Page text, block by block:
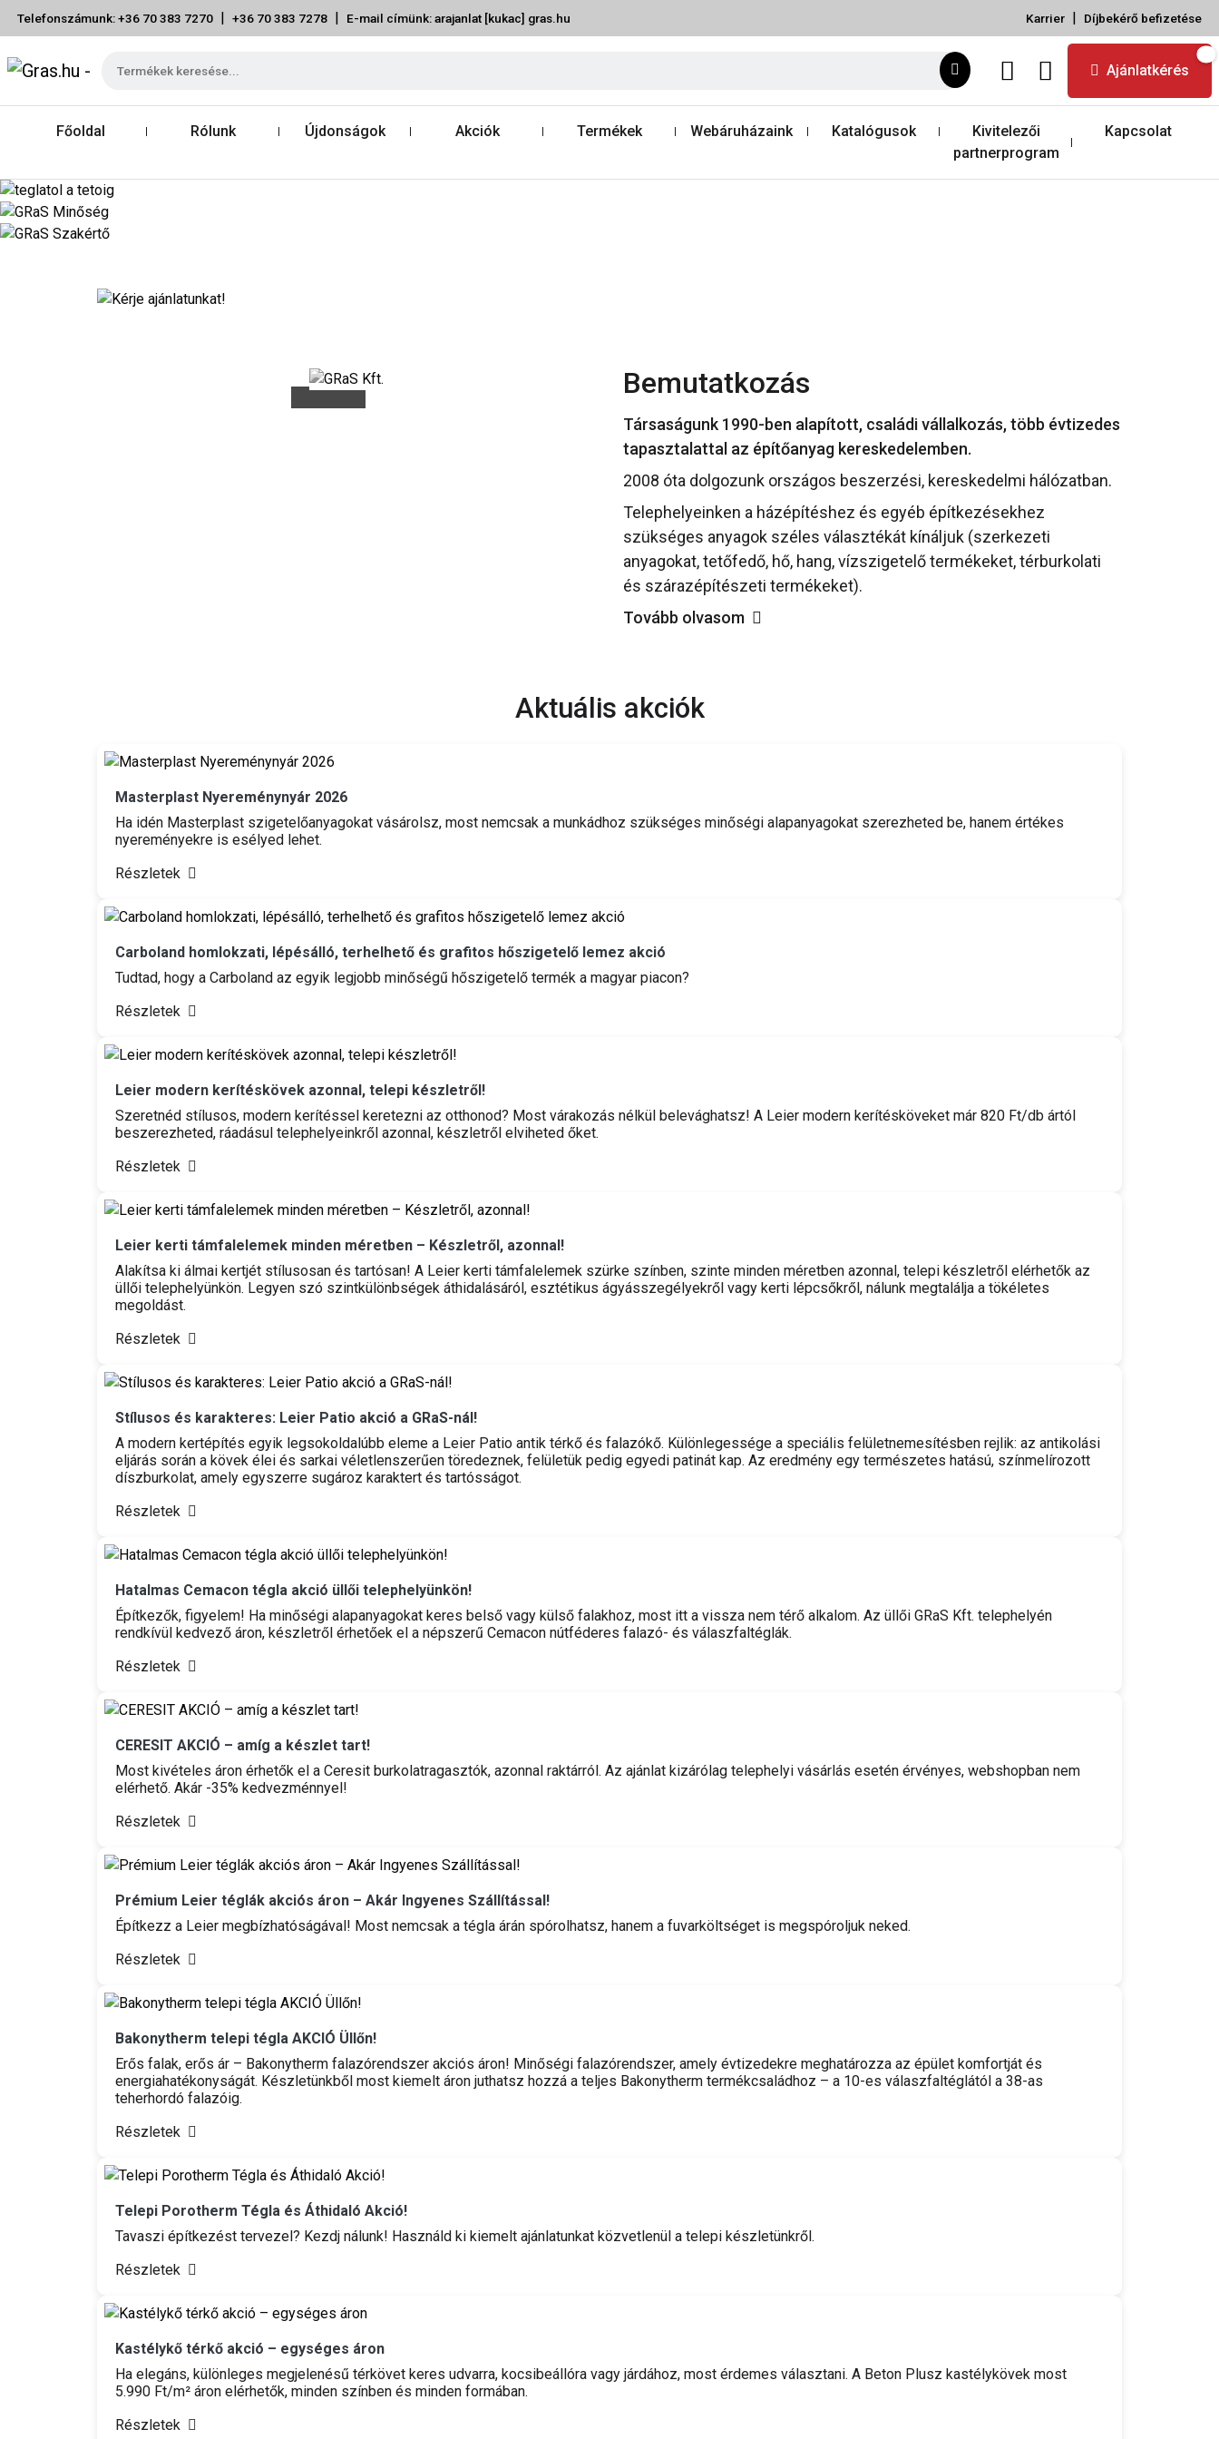
Telefonszámunk: +36 70 383 7270 | +36 70 383 7278 | E-mail címünk: arajanlat [kukac] gras.hu Karrier | Díjbekérő befizetése
Ajánlatkérés
Főoldal Rólunk Újdonságok Akciók Termékek Webáruházaink Katalógusok
Kivitelezői
partnerprogram
Kapcsolat
Bemutatkozás
Társaságunk 1990-ben alapított, családi vállalkozás, több évtizedes
tapasztalattal az építőanyag kereskedelemben.
2008 óta dolgozunk országos beszerzési, kereskedelmi hálózatban.
Telephelyeinken a házépítéshez és egyéb építkezésekhez
szükséges anyagok széles választékát kínáljuk (szerkezeti
anyagokat, tetőfedő, hő, hang, vízszigetelő termékeket, térburkolati
és szárazépítészeti termékeket).
Tovább olvasom
Aktuális akciók
Masterplast Nyereménynyár 2026
Ha idén Masterplast szigetelőanyagokat vásárolsz, most nemcsak a munkádhoz szükséges minőségi alapanyagokat szerezheted be, hanem értékes
nyereményekre is esélyed lehet.
Részletek
Carboland homlokzati, lépésálló, terhelhető és grafitos hőszigetelő lemez akció
Tudtad, hogy a Carboland az egyik legjobb minőségű hőszigetelő termék a magyar piacon?
Részletek
Leier modern kerítéskövek azonnal, telepi készletről!
Szeretnéd stílusos, modern kerítéssel keretezni az otthonod? Most várakozás nélkül belevághatsz! A Leier modern kerítésköveket már 820 Ft/db ártól
beszerezheted, ráadásul telephelyeinkről azonnal, készletről elviheted őket.
Részletek
Leier kerti támfalelemek minden méretben – Készletről, azonnal!
Alakítsa ki álmai kertjét stílusosan és tartósan! A Leier kerti támfalelemek szürke színben, szinte minden méretben azonnal, telepi készletről elérhetők az
üllői telephelyünkön. Legyen szó szintkülönbségek áthidalásáról, esztétikus ágyásszegélyekről vagy kerti lépcsőkről, nálunk megtalálja a tökéletes
megoldást.
Részletek
Stílusos és karakteres: Leier Patio akció a GRaS-nál!
A modern kertépítés egyik legsokoldalúbb eleme a Leier Patio antik térkő és falazókő. Különlegessége a speciális felületnemesítésben rejlik: az antikolási
eljárás során a kövek élei és sarkai véletlenszerűen töredeznek, felületük pedig egyedi patinát kap. Az eredmény egy természetes hatású, színmelírozott
díszburkolat, amely egyszerre sugároz karaktert és tartósságot.
Részletek
Hatalmas Cemacon tégla akció üllői telephelyünkön!
Építkezők, figyelem! Ha minőségi alapanyagokat keres belső vagy külső falakhoz, most itt a vissza nem térő alkalom. Az üllői GRaS Kft. telephelyén
rendkívül kedvező áron, készletről érhetőek el a népszerű Cemacon nútféderes falazó- és válaszfaltéglák.
Részletek
CERESIT AKCIÓ – amíg a készlet tart!
Most kivételes áron érhetők el a Ceresit burkolatragasztók, azonnal raktárról. Az ajánlat kizárólag telephelyi vásárlás esetén érvényes, webshopban nem
elérhető. Akár -35% kedvezménnyel!
Részletek
Prémium Leier téglák akciós áron – Akár Ingyenes Szállítással!
Építkezz a Leier megbízhatóságával! Most nemcsak a tégla árán spórolhatsz, hanem a fuvarköltséget is megspóroljuk neked.
Részletek
Bakonytherm telepi tégla AKCIÓ Üllőn!
Erős falak, erős ár – Bakonytherm falazórendszer akciós áron! Minőségi falazórendszer, amely évtizedekre meghatározza az épület komfortját és
energiahatékonyságát. Készletünkből most kiemelt áron juthatsz hozzá a teljes Bakonytherm termékcsaládhoz – a 10-es válaszfaltéglától a 38-as
teherhordó falazóig.
Részletek
Telepi Porotherm Tégla és Áthidaló Akció!
Tavaszi építkezést tervezel? Kezdj nálunk! Használd ki kiemelt ajánlatunkat közvetlenül a telepi készletünkről.
Részletek
Kastélykő térkő akció – egységes áron
Ha elegáns, különleges megjelenésű térkövet keres udvarra, kocsibeállóra vagy járdához, most érdemes választani. A Beton Plusz kastélykövek most
5.990 Ft/m² áron elérhetők, minden színben és minden formában.
Részletek